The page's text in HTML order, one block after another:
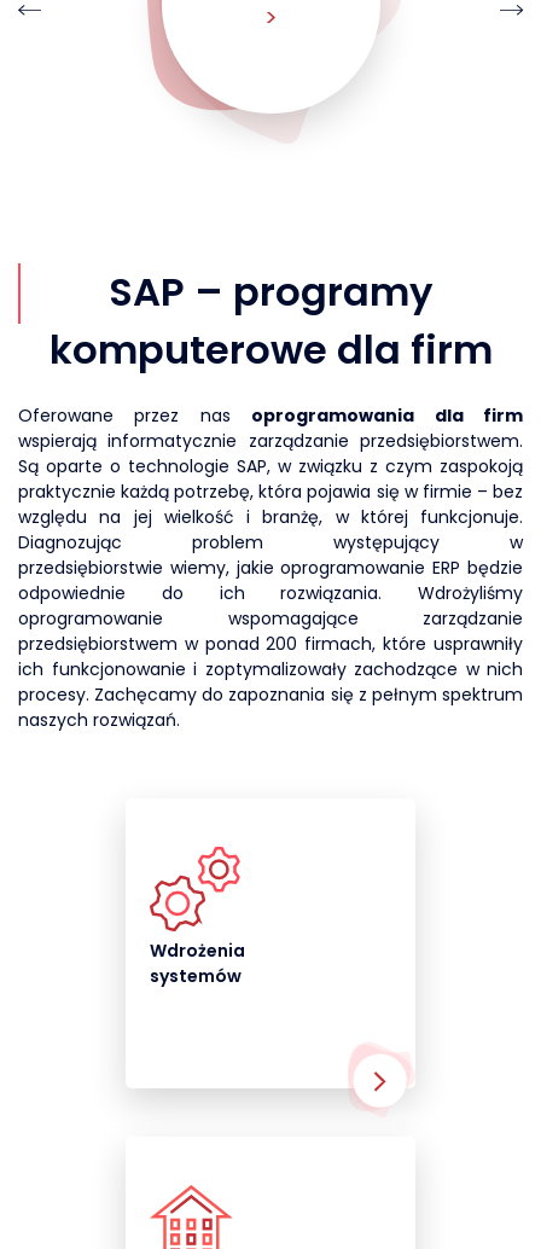
>
SAP – programy
komputerowe dla firm
Oferowane przez nas oprogramowania dla firm
wspierają informatycznie zarządzanie przedsiębiorstwem.
Są oparte o technologie SAP, w związku z czym zaspokoją
praktycznie każdą potrzebę, która pojawia się w firmie – bez
względu na jej wielkość i branżę, w której funkcjonuje.
Diagnozując problem występujący w
przedsiębiorstwie wiemy, jakie oprogramowanie ERP będzie
odpowiednie do ich rozwiązania. Wdrożyliśmy
oprogramowanie wspomagające zarządzanie
przedsiębiorstwem w ponad 200 firmach, które usprawniły
ich funkcjonowanie i zoptymalizowały zachodzące w nich
procesy. Zachęcamy do zapoznania się z pełnym spektrum
naszych rozwiązań.
Wdrożenia
systemów